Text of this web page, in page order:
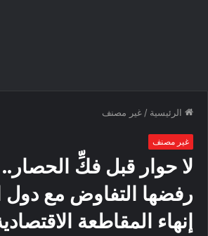
الرئيسية / غير مصنف
غير مصنف
لا حوار قبل فكِّ
رفضها التفاوض مع دول
إنهاء المقاطعة